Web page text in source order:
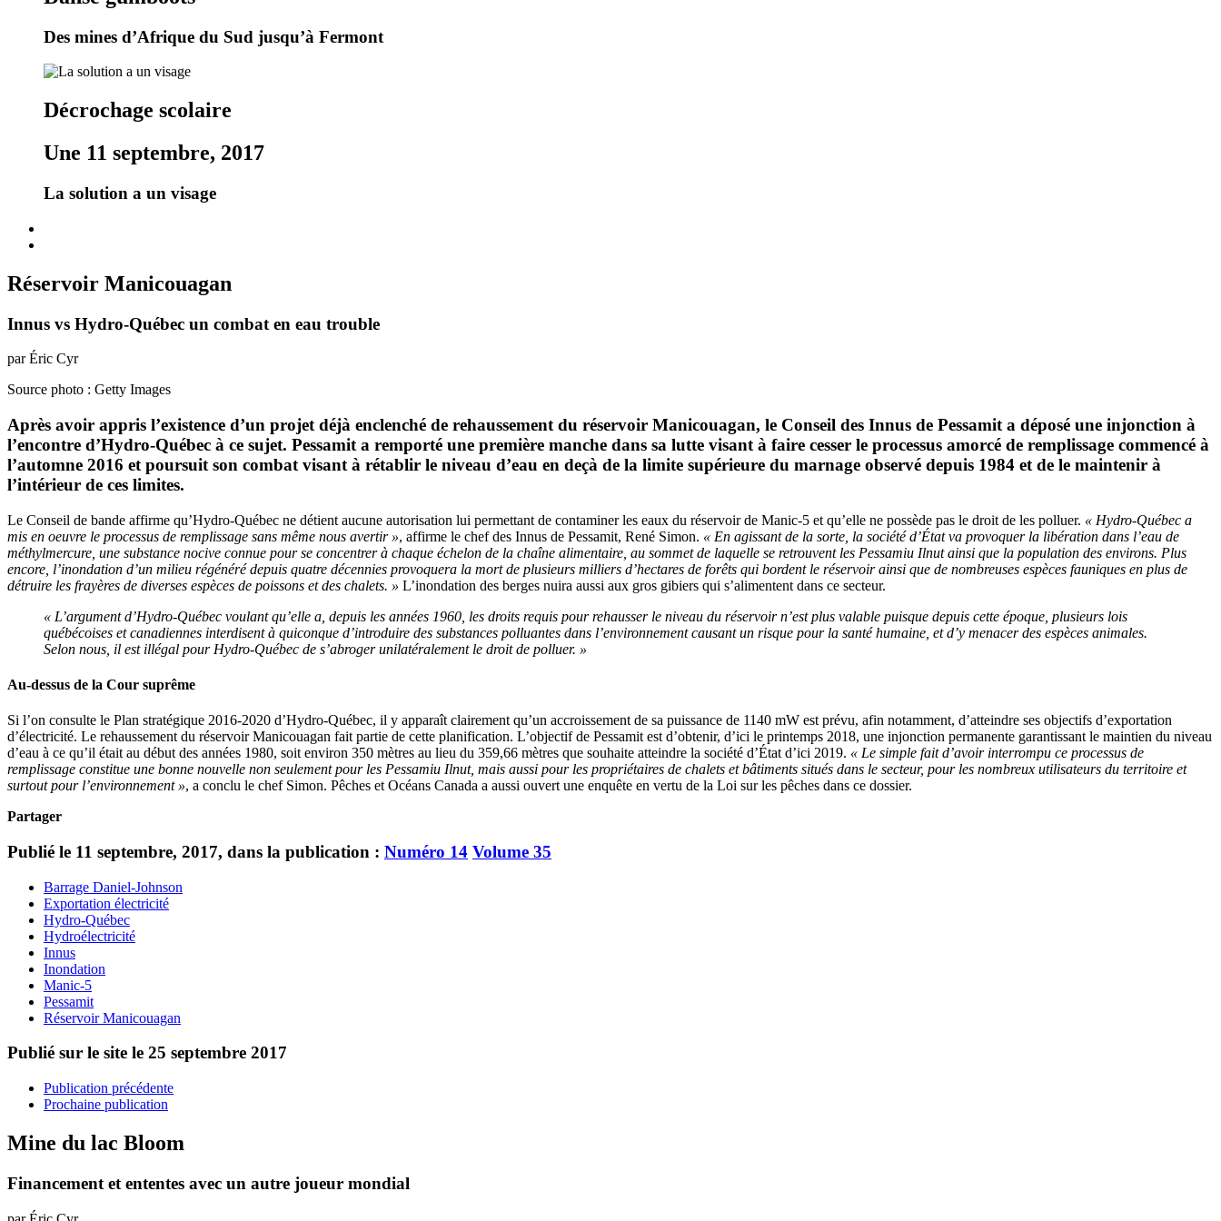
Des mines d’Afrique du Sud jusqu’à Fermont
Décrochage scolaire
Une 11 septembre, 2017
La solution a un visage
Réservoir Manicouagan
Innus vs Hydro-Québec un combat en eau trouble
par Éric Cyr
Source photo : Getty Images
Après avoir appris l’existence d’un projet déjà enclenché de rehaussement du réservoir Manicouagan, le Conseil des Innus de Pessamit a déposé une injonction à
l’encontre d’Hydro-Québec à ce sujet. Pessamit a remporté une première manche dans sa lutte visant à faire cesser le processus amorcé de remplissage commencé à
l’automne 2016 et poursuit son combat visant à rétablir le niveau d’eau en deçà de la limite supérieure du marnage observé depuis 1984 et de le maintenir à
l’intérieur de ces limites.
Le Conseil de bande affirme qu’Hydro-Québec ne détient aucune autorisation lui permettant de contaminer les eaux du réservoir de Manic-5 et qu’elle ne possède pas le droit de les polluer. « Hydro-Québec a
mis en oeuvre le processus de remplissage sans même nous avertir », affirme le chef des Innus de Pessamit, René Simon. « En agissant de la sorte, la société d’État va provoquer la libération dans l’eau de
méthylmercure, une substance nocive connue pour se concentrer à chaque échelon de la chaîne alimentaire, au sommet de laquelle se retrouvent les Pessamiu Ilnut ainsi que la population des environs. Plus
encore, l’inondation d’un milieu régénéré depuis quatre décennies provoquera la mort de plusieurs milliers d’hectares de forêts qui bordent le réservoir ainsi que de nombreuses espèces fauniques en plus de
détruire les frayères de diverses espèces de poissons et des chalets. » L’inondation des berges nuira aussi aux gros gibiers qui s’alimentent dans ce secteur.
« L’argument d’Hydro-Québec voulant qu’elle a, depuis les années 1960, les droits requis pour rehausser le niveau du réservoir n’est plus valable puisque depuis cette époque, plusieurs lois
québécoises et canadiennes interdisent à quiconque d’introduire des substances polluantes dans l’environnement causant un risque pour la santé humaine, et d’y menacer des espèces animales.
Selon nous, il est illégal pour Hydro-Québec de s’abroger unilatéralement le droit de polluer. »
Au-dessus de la Cour suprême
Si l’on consulte le Plan stratégique 2016-2020 d’Hydro-Québec, il y apparaît clairement qu’un accroissement de sa puissance de 1140 mW est prévu, afin notamment, d’atteindre ses objectifs d’exportation
d’électricité. Le rehaussement du réservoir Manicouagan fait partie de cette planification. L’objectif de Pessamit est d’obtenir, d’ici le printemps 2018, une injonction permanente garantissant le maintien du niveau
d’eau à ce qu’il était au début des années 1980, soit environ 350 mètres au lieu du 359,66 mètres que souhaite atteindre la société d’État d’ici 2019. « Le simple fait d’avoir interrompu ce processus de
remplissage constitue une bonne nouvelle non seulement pour les Pessamiu Ilnut, mais aussi pour les propriétaires de chalets et bâtiments situés dans le secteur, pour les nombreux utilisateurs du territoire et
surtout pour l’environnement », a conclu le chef Simon. Pêches et Océans Canada a aussi ouvert une enquête en vertu de la Loi sur les pêches dans ce dossier.
Partager
Publié le 11 septembre, 2017, dans la publication : Numéro 14 Volume 35
Barrage Daniel-Johnson
Exportation électricité
Hydro-Québec
Hydroélectricité
Innus
Inondation
Manic-5
Pessamit
Réservoir Manicouagan
Publié sur le site le 25 septembre 2017
Publication précédente
Prochaine publication
Mine du lac Bloom
Financement et ententes avec un autre joueur mondial